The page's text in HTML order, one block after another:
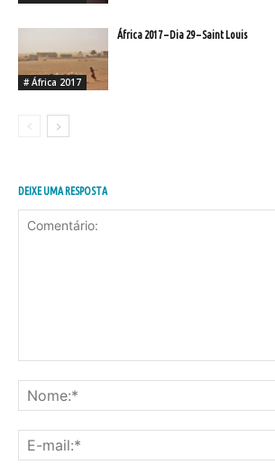
# África 2017
África 2017 – Dia 29 – Saint Louis
DEIXE UMA RESPOSTA